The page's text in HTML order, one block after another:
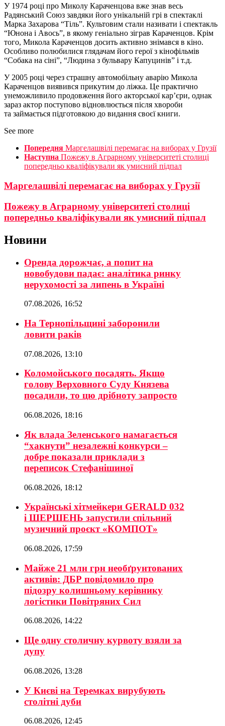
У 1974 році про Миколу Караченцова вже знав весь
Радянський Союз завдяки його унікальній грі в спектаклі
Марка Захарова “Тіль”. Культовим стали називати і спектакль
“Юнона і Авось”, в якому геніально зіграв Караченцов. Крім
того, Микола Караченцов досить активно знімався в кіно.
Особливо полюбилися глядачам його герої з кінофільмів
“Собака на сіні”, “Людина з бульвару Капуцинів” і т.д.
У 2005 році через страшну автомобільну аварію Микола
Караченцов виявився прикутим до ліжка. Це практично
унеможливило продовження його акторської кар’єри, однак
зараз актор поступово відновлюється після хвороби
та займається підготовкою до видання своєї книги.
See more
Попередня Маргелашвілі перемагає на виборах у Грузії
Наступна Пожежу в Аграрному університеті столиці
попередньо кваліфікували як умисний підпал
Маргелашвілі перемагає на виборах у Грузії
Пожежу в Аграрному університеті столиці
попередньо кваліфікували як умисний підпал
Новини
Оренда дорожчає, а попит на
новобудови падає: аналітика ринку
нерухомості за липень в Україні
07.08.2026, 16:52
На Тернопільщині заборонили
ловити раків
07.08.2026, 13:10
Коломойського посадять. Якщо
голову Верховного Суду Князева
посадили, то цю дрібноту запросто
06.08.2026, 18:16
Як влада Зеленського намагається
“хакнути” незалежні конкурси –
добре показали приклади з
переписок Стефанішиної
06.08.2026, 18:12
Українські хітмейкери GERALD 032
і ШЕРШЕНЬ запустили спільний
музичний проєкт «КОМПОТ»
06.08.2026, 17:59
Майже 21 млн грн необґрунтованих
активів: ДБР повідомило про
підозру колишньому керівнику
логістики Повітряних Сил
06.08.2026, 14:22
Ще одну столичну курвоту взяли за
дупу
06.08.2026, 13:28
У Києві на Теремках вирубують
столітні дуби
06.08.2026, 12:45